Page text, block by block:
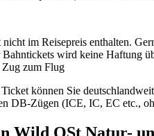
im Reisepreis enthalten.
Bahntickets wird keine Haftung
zum Flug
können Sie
DB-Zügen (ICE, IC, EC etc.,
Wild OSt Natur-